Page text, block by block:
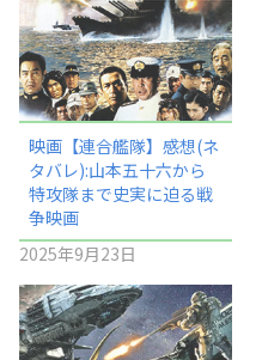
映画【連合艦隊】感想(ネ
タバレ):山本五十六から
特攻隊まで史実に迫る戦
争映画
2025年9月23日